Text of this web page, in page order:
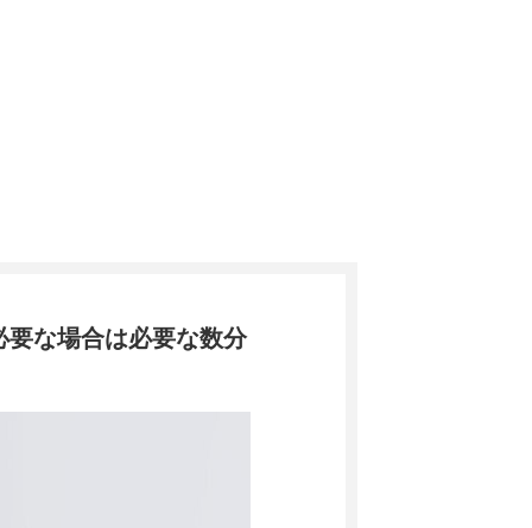
な場合は必要な数分